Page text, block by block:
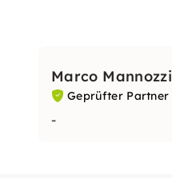
Marco Mannozzi
Geprüfter Partner
-